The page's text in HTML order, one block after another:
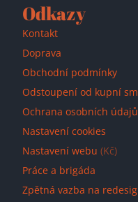
Odkazy
Kontakt
Doprava
Obchodní podmínky
Odstoupení od kupní
Ochrana osobních údajů
Nastavení cookies
Nastavení webu (Kč)
Práce a brigáda
Zpětná vazba na